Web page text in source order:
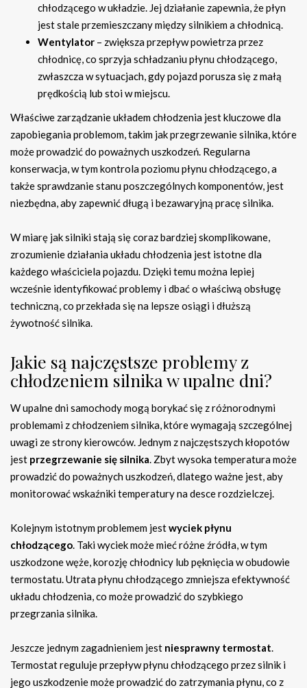
chłodzącego w układzie. Jej działanie zapewnia, że płyn
jest stale przemieszczany między silnikiem a chłodnicą.
Wentylator – zwiększa przepływ powietrza przez
chłodnicę, co sprzyja schładzaniu płynu chłodzącego,
zwłaszcza w sytuacjach, gdy pojazd porusza się z małą
prędkością lub stoi w miejscu.
Właściwe zarządzanie układem chłodzenia jest kluczowe dla
zapobiegania problemom, takim jak przegrzewanie silnika, które
może prowadzić do poważnych uszkodzeń. Regularna
konserwacja, w tym kontrola poziomu płynu chłodzącego, a
także sprawdzanie stanu poszczególnych komponentów, jest
niezbędna, aby zapewnić długą i bezawaryjną pracę silnika.
W miarę jak silniki stają się coraz bardziej skomplikowane,
zrozumienie działania układu chłodzenia jest istotne dla
każdego właściciela pojazdu. Dzięki temu można lepiej
wcześnie identyfikować problemy i dbać o właściwą obsługę
techniczną, co przekłada się na lepsze osiągi i dłuższą
żywotność silnika.
Jakie są najczęstsze problemy z
chłodzeniem silnika w upalne dni?
W upalne dni samochody mogą borykać się z różnorodnymi
problemami z chłodzeniem silnika, które wymagają szczególnej
uwagi ze strony kierowców. Jednym z najczęstszych kłopotów
jest przegrzewanie się silnika. Zbyt wysoka temperatura może
prowadzić do poważnych uszkodzeń, dlatego ważne jest, aby
monitorować wskaźniki temperatury na desce rozdzielczej.
Kolejnym istotnym problemem jestwyciek płynu
chłodzącego. Taki wyciek może mieć różne źródła, w tym
uszkodzone węże, korozję chłodnicy lub pęknięcia w obudowie
termostatu. Utrata płynu chłodzącego zmniejsza efektywność
układu chłodzenia, co może prowadzić do szybkiego
przegrzania silnika.
Jeszcze jednym zagadnieniem jest niesprawny termostat.
Termostat reguluje przepływ płynu chłodzącego przez silnik i
jego uszkodzenie może prowadzić do zatrzymania płynu, co z